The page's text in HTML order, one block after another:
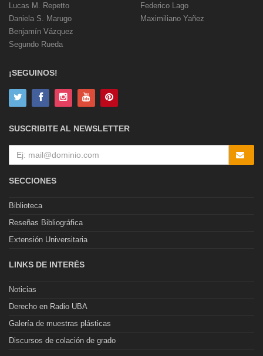
Lucas M. Repetto
Daniela S. Marugo
Benjamín Vázquez
Segundo Rueda
Federico Lago
Maximiliano Yañez
¡SEGUINOS!
SUSCRIBITE AL NEWSLETTER
SECCIONES
Biblioteca
Reseñas Bibliográfica
Extensión Universitaria
LINKS DE INTERÉS
Noticias
Derecho en Radio UBA
Galería de muestras plásticas
Discursos de colación de grado